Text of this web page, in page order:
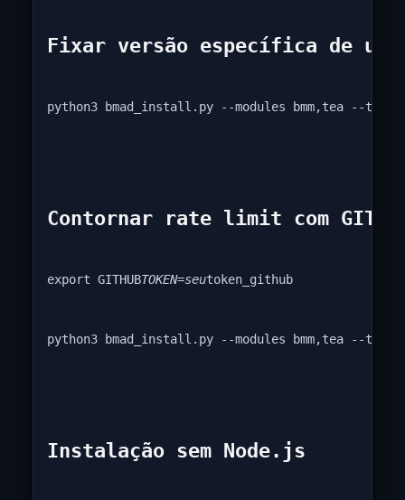
Fixar versão específica de um
python3 bmad_install.py --modules bmm,tea --
Contornar rate limit com
export GITHUBTOKEN=seutoken_github
python3 bmad_install.py --modules bmm,tea --
Instalação sem Node.js